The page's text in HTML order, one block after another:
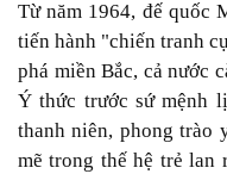
Từ năm 1964, đế quốc
tiến hành "chiến tranh
phá miền Bắc, cả nước
Ý thức trước sứ mệnh
thanh niên, phong trào
mẽ trong thế hệ trẻ lan